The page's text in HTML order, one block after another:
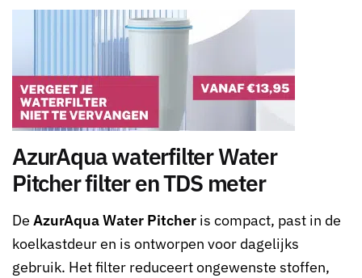
AzurAqua waterfilter Water
Pitcher filter en TDS meter
De AzurAqua Water Pitcher is compact, past in de
koelkastdeur en is ontworpen voor dagelijks
gebruik. Het filter reduceert ongewenste stoffen,